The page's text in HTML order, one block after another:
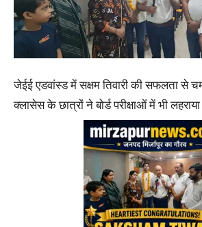
जेईई एडवांस्ड में सक्षम तिवारी की सफलता से
क्लासेस के छात्रों ने बोर्ड परीक्षाओं में भी